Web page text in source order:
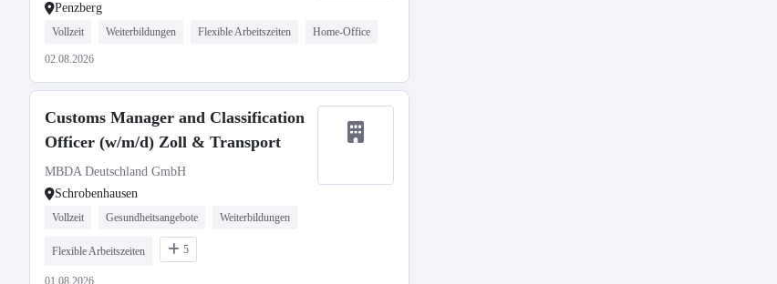
Penzberg
Vollzeit Weiterbildungen Flexible Arbeitszeiten Home-Office
02.08.2026
Customs Manager and Classification
Officer (w/m/d) Zoll & Transport
MBDA Deutschland GmbH
Schrobenhausen
Vollzeit Gesundheitsangebote Weiterbildungen
Flexible Arbeitszeiten 5
01.08.2026